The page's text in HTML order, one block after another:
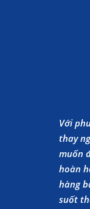
Với
thay
muốn
hoàn
hàng
suốt